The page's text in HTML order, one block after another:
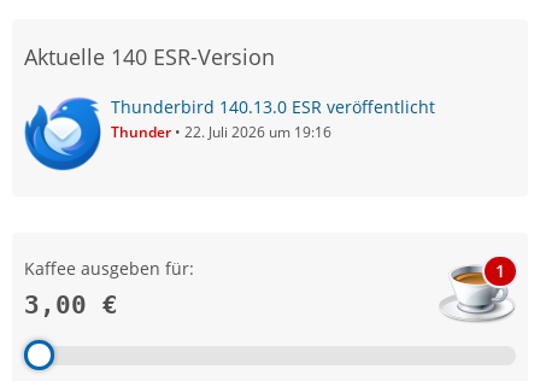
Aktuelle 140 ESR-Version
Thunderbird 140.13.0 ESR veröffentlicht
Thunder 22. Juli 2026 um 19:16
Kaffee ausgeben für:
3,00 €
1